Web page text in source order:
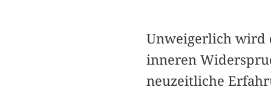
Unweigerlich wird
inneren
neuzeitliche